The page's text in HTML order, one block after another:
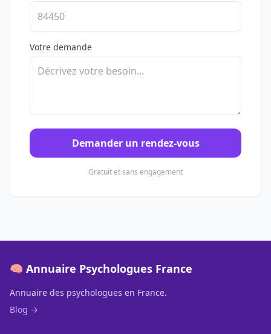
Votre demande
Demander un rendez-vous
Gratuit et sans engagement
🧠 Annuaire Psychologues France
Annuaire des psychologues en France.
Blog →